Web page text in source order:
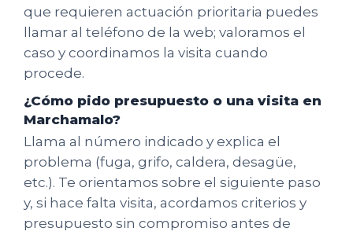
que requieren actuación prioritaria puedes
llamar al teléfono de la web; valoramos el
caso y coordinamos la visita cuando
procede.
¿Cómo pido presupuesto o una visita en
Marchamalo?
Llama al número indicado y explica el
problema (fuga, grifo, caldera, desagüe,
etc.). Te orientamos sobre el siguiente paso
y, si hace falta visita, acordamos criterios y
presupuesto sin compromiso antes de